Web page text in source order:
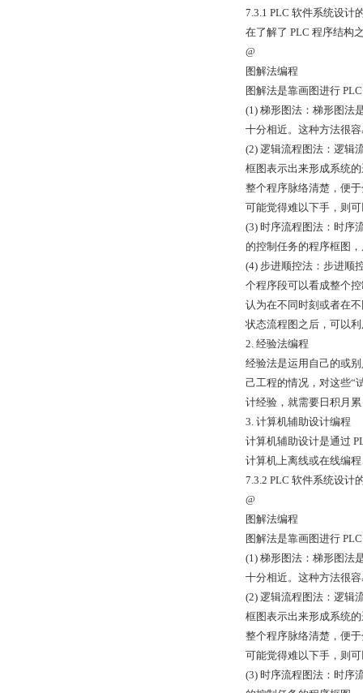
7.3.1 PLC 软件系统设计
在了解了 PLC 程序结构
@
图解法编程
图解法是靠画图进行
(1) 梯形图法：梯形图法
十分相近。这种方法很
(2) 逻辑流程图法：逻辑
框图表示出来形成系统
整个程序脉络清楚，便
可能觉得难以下手，则
(3) 时序流程图法：时序
的控制任务的程序框图
(4) 步进顺控法：步进顺
个程序段可以看成整个
认为在不同时刻或者在
状态流程图之后，可以
2. 经验法编程
经验法是运用自己的或
己工程的情况，对这些“
计经验，就需要日积月
3. 计算机辅助设计编程
计算机辅助设计是通过
计算机上离线或在线编
7.3.2 PLC 软件系统设计
@
图解法编程
图解法是靠画图进行
(1) 梯形图法：梯形图法
十分相近。这种方法很
(2) 逻辑流程图法：逻辑
框图表示出来形成系统
整个程序脉络清楚，便
可能觉得难以下手，则
(3) 时序流程图法：时序